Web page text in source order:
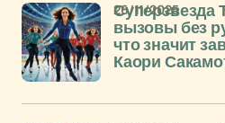
Суперзвезда
вызовы без
что значит
Каори
26/11/2025